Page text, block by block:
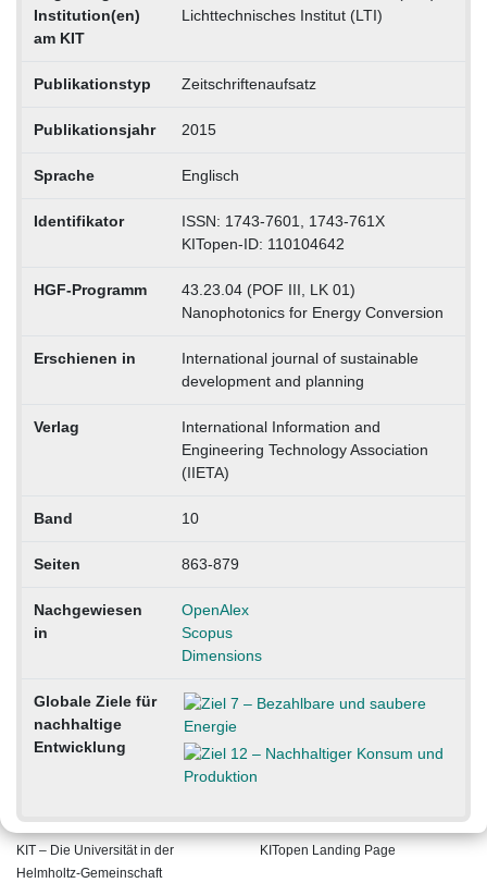
Institution(en)
am KIT
Lichttechnisches Institut (LTI)
Publikationstyp Zeitschriftenaufsatz
Publikationsjahr 2015
Sprache Englisch
Identifikator
ISSN: 1743-7601, 1743-761X
KITopen-ID: 110104642
HGF-Programm
43.23.04 (POF III, LK 01)
Nanophotonics for Energy Conversion
Erschienen in
International journal of sustainable
development and planning
Verlag
International Information and
Engineering Technology Association
(IIETA)
Band 10
Seiten 863-879
Nachgewiesen
in
OpenAlex
Scopus
Dimensions
Globale Ziele für
nachhaltige
Entwicklung
KIT – Die Universität in der
Helmholtz-Gemeinschaft
KITopen Landing Page